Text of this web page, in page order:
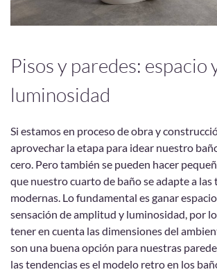
Pisos y paredes: espacio
luminosidad
Si estamos en proceso de obra y
aprovechar la etapa para idear nuestro
cero. Pero también se pueden hacer
que nuestro cuarto de baño se adapte a las
modernas. Lo fundamental es ganar
sensación de amplitud y luminosidad, por
tener en cuenta las dimensiones del
son una buena opción para nuestras
las tendencias es el modelo retro en los